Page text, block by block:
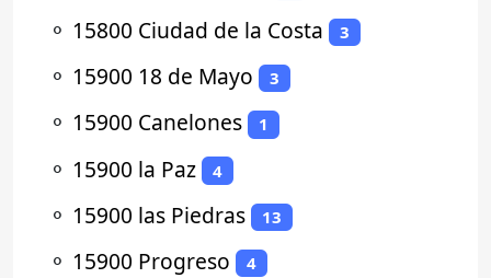
⚬ 15800 Ciudad de la Costa 3
⚬ 15900 18 de Mayo 3
⚬ 15900 Canelones 1
⚬ 15900 la Paz 4
⚬ 15900 las Piedras 13
⚬ 15900 Progreso 4